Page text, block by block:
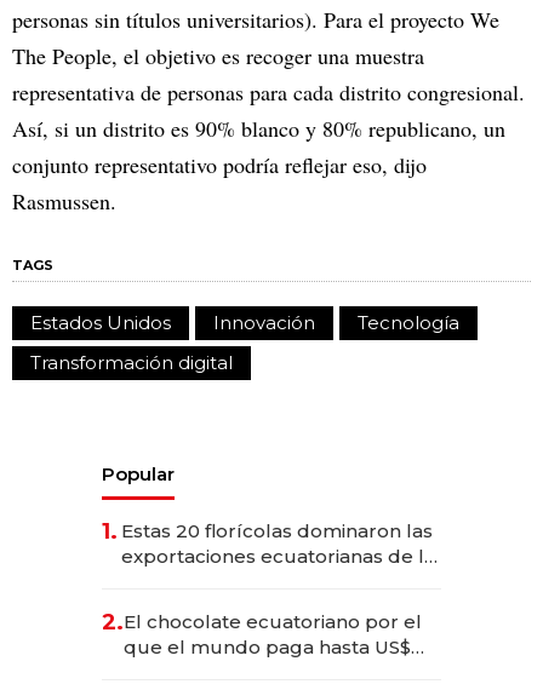
personas sin títulos universitarios). Para el proyecto We
The People, el objetivo es recoger una muestra
representativa de personas para cada distrito congresional.
Así, si un distrito es 90% blanco y 80% republicano, un
conjunto representativo podría reflejar eso, dijo
Rasmussen.
TAGS
Estados Unidos Innovación
Tecnología
Transformación digital
Popular
1. Estas 20 florícolas dominaron las
exportaciones ecuatorianas de la
2.El chocolate ecuatoriano por el
que el mundo paga hasta US$